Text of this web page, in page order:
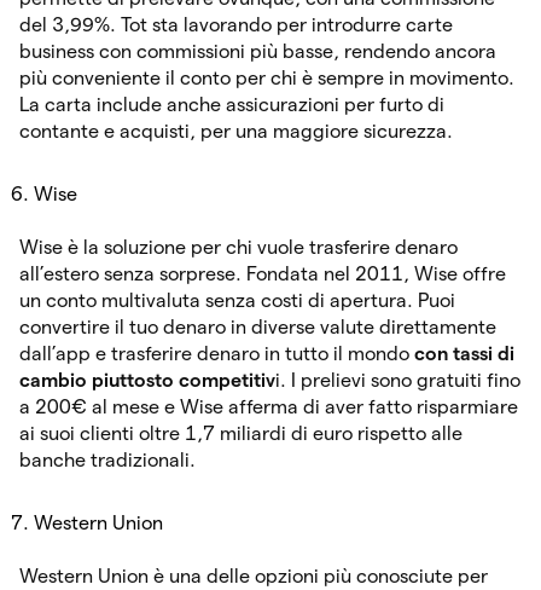
del 3,99%. Tot sta lavorando per introdurre carte
business con commissioni più basse, rendendo ancora
più conveniente il conto per chi è sempre in movimento.
La carta include anche assicurazioni per furto di
contante e acquisti, per una maggiore sicurezza.
Wise
Wise è la soluzione per chi vuole trasferire denaro
all’estero senza sorprese. Fondata nel 2011, Wise offre
un conto multivaluta senza costi di apertura. Puoi
convertire il tuo denaro in diverse valute direttamente
dall’app e trasferire denaro in tutto il mondo con tassi di
cambio piuttosto competitivi. I prelievi sono gratuiti fino
a 200€ al mese e Wise afferma di aver fatto risparmiare
ai suoi clienti oltre 1,7 miliardi di euro rispetto alle
banche tradizionali.
Western Union
Western Union è una delle opzioni più conosciute per